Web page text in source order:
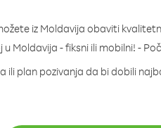
iz Moldavija obaviti
u Moldavija - fiksni ili mobilni! -
ili plan pozivanja da bi dobili